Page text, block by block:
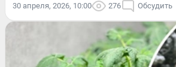
30 апреля, 2026, 10:00 276 Обсудить